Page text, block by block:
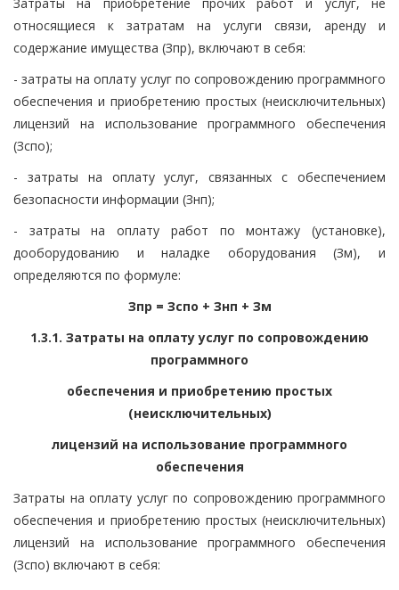
относящиеся к затратам на услуги связи, аренду и
содержание имущества (Зпр), включают в себя:
- затраты на оплату услуг по сопровождению программного
обеспечения и приобретению простых (неисключительных)
лицензий на использование программного обеспечения
(Зспо);
- затраты на оплату услуг, связанных с обеспечением
безопасности информации (Знп);
- затраты на оплату работ по монтажу (установке),
дооборудованию и наладке оборудования (Зм), и
определяются по формуле:
Зпр = Зспо + Знп + Зм
1.3.1. Затраты на оплату услуг по сопровождению
программного
обеспечения и приобретению простых
(неисключительных)
лицензий на использование программного
обеспечения
Затраты на оплату услуг по сопровождению программного
обеспечения и приобретению простых (неисключительных)
лицензий на использование программного обеспечения
(Зспо) включают в себя: